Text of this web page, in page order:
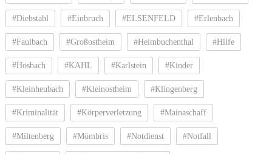
#Diebstahl #Einbruch #ELSENFELD #Erlenbach
#Faulbach #Großostheim #Heimbuchenthal #Hilfe
#Hösbach #KAHL #Karlstein #Kinder
#Kleinheubach #Kleinostheim #Klingenberg
#Kriminalität #Körperverletzung #Mainaschaff
#Miltenberg #Mömbris #Notdienst #Notfall